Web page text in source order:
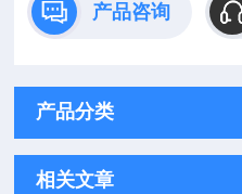
产品咨询
产品分类
相关文章